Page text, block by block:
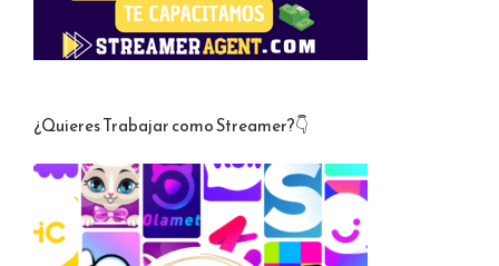
¿Quieres Trabajar como Streamer?👇